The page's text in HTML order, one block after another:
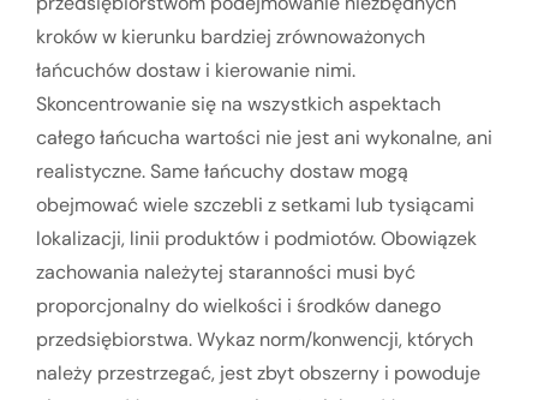
kroków w kierunku bardziej zrównoważonych
łańcuchów dostaw i kierowanie nimi.
Skoncentrowanie się na wszystkich aspektach
całego łańcucha wartości nie jest ani wykonalne, ani
realistyczne. Same łańcuchy dostaw mogą
obejmować wiele szczebli z setkami lub tysiącami
lokalizacji, linii produktów i podmiotów. Obowiązek
zachowania należytej staranności musi być
proporcjonalny do wielkości i środków danego
przedsiębiorstwa. Wykaz norm/konwencji, których
należy przestrzegać, jest zbyt obszerny i powoduje